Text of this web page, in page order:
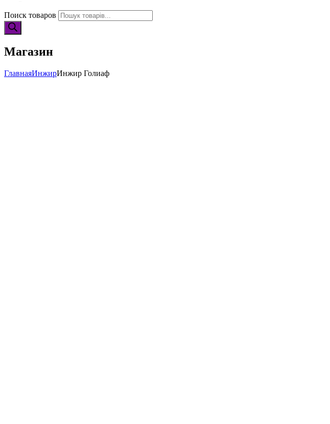
Поиск товаров
Магазин
ГлавнаяИнжирИнжир Голиаф